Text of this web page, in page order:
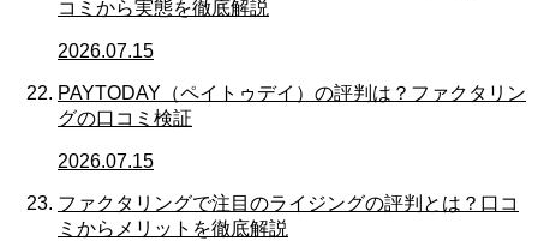
コミから実態を徹底解説
2026.07.15
PAYTODAY（ペイトゥデイ）の評判は？ファクタリン
グの口コミ検証
2026.07.15
ファクタリングで注目のライジングの評判とは？口コ
ミからメリットを徹底解説